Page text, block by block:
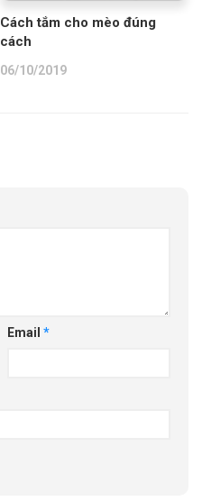
Cách tắm cho mèo đúng
cách
06/10/2019
Email *